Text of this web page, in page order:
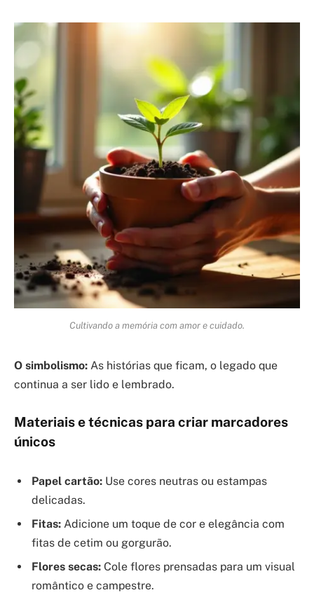
Cultivando a memória com amor e cuidado.
O simbolismo: As histórias que ficam, o legado que
continua a ser lido e lembrado.
Materiais e técnicas para criar marcadores
únicos
Papel cartão: Use cores neutras ou estampas
delicadas.
Fitas: Adicione um toque de cor e elegância com
fitas de cetim ou gorgurão.
Flores secas: Cole flores prensadas para um visual
romântico e campestre.